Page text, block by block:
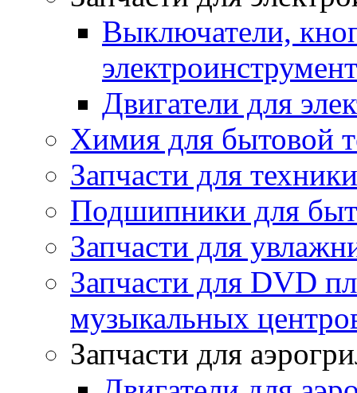
Выключатели,
Двигатели для
Химия для бытовой
Запчасти для
Подшипники для
Запчасти для
Запчасти для DVD
музыкальных
Запчасти для